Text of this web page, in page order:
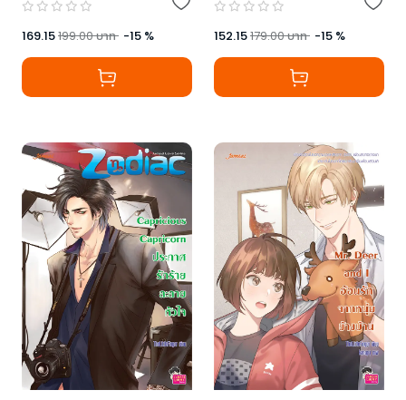
169.15199.00บาท -15 % 152.15179.00บาท -15 %